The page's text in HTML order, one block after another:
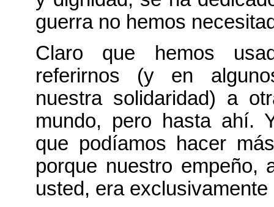
guerra no hemos
Claro que hemos
referirnos (y en
nuestra solidaridad) a
mundo, pero hasta ahí.
que podíamos hacer
porque nuestro
usted, era